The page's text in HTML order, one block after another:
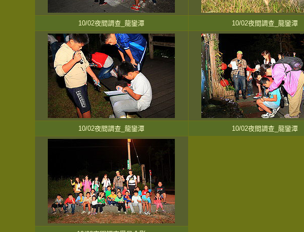
10/02夜間調查_龍鑾潭 10/02夜間調查_龍鑾潭
10/02夜間調查_龍鑾潭 10/02夜間調查_龍鑾潭